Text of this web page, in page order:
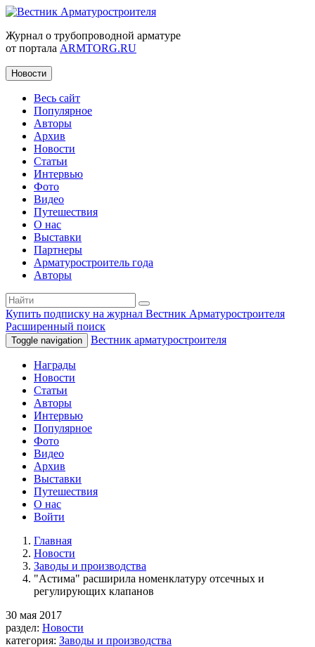
Журнал о трубопроводной арматуре
от портала ARMTORG.RU
Новости
Весь сайт
Популярное
Авторы
Архив
Новости
Статьи
Интервью
Фото
Видео
Путешествия
О нас
Выставки
Партнеры
Арматуростроитель года
Авторы
Купить подписку на журнал Вестник Арматуростроителя
Расширенный поиск
Toggle navigation Вестник арматуростроителя
Награды
Новости
Статьи
Авторы
Интервью
Популярное
Фото
Видео
Архив
Выставки
Путешествия
О нас
Войти
Главная
Новости
Заводы и производства
"Астима" расширила номенклатуру отсечных и
регулирующих клапанов
30 мая 2017
раздел: Новости
категория: Заводы и производства